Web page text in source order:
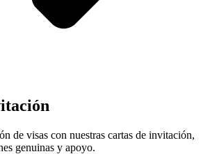
de visas con nuestras cartas de invitación,
genuinas y apoyo.